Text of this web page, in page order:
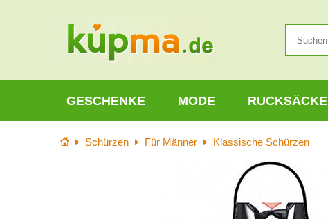
GESCHENKE MODE RUCKSÄCKE
StartseiteSchürzen Für Männer Klassische Schürzen